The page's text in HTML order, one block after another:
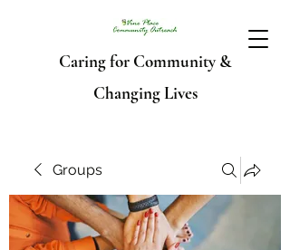
Caring for Community &
Changing Lives
Groups